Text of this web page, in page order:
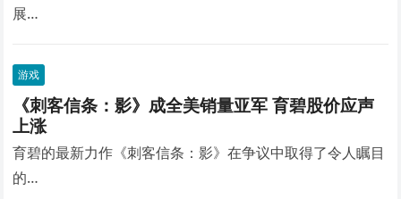
展…
游戏
《刺客信条：影》成全美销量亚军 育碧股价应声
上涨
育碧的最新力作《刺客信条：影》在争议中取得了令人瞩目
的…